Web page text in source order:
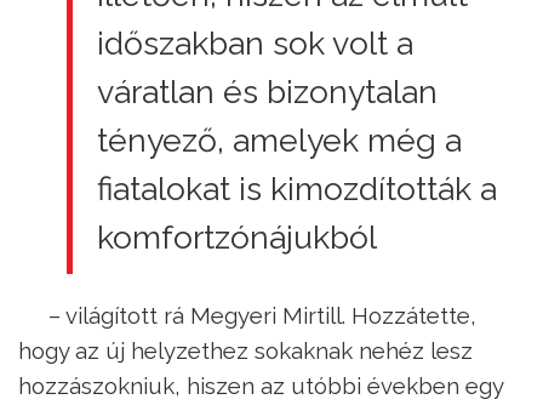
időszakban sok volt a
váratlan és bizonytalan
tényező, amelyek még a
fiatalokat is kimozdították a
komfortzónájukból
– világított rá Megyeri Mirtill. Hozzátette,
hogy az új helyzethez sokaknak nehéz lesz
hozzászokniuk, hiszen az utóbbi években egy